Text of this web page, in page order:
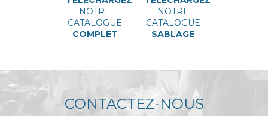
NOTRE
CATALOGUE
COMPLET
NOTRE
CATALOGUE
SABLAGE
CONTACTEZ-NOUS